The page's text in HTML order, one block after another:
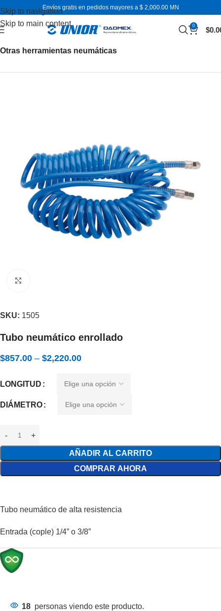
Skip to navigation
Skip to main content
Envíos gratis en pedidos mayores a $ 2,000.00 MN
0 $
Otras herramientas neumáticas
SKU: 1505
Tubo neumático enrollado
$857.00 – $2,220.00
LONGITUD
DIÁMETRO
AÑADIR AL CARRITO
COMPRAR AHORA
Tubo neumático de alta resistencia
Entrada (cople) 1/4” o 3/8”
18 personas viendo este producto.